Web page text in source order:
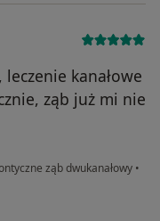
kanałowe
ząb już mi nie
ząb dwukanałowy •